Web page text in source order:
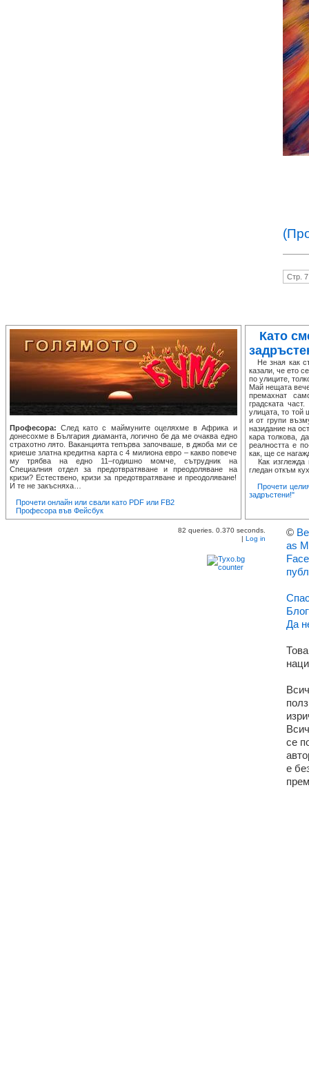
Стр.
Професора: След като с маймуните оцеляхме в Африка и
донесохме в България диаманта, логично бе да ме очаква едно
страхотно лято. Ваканцията тепърва започваше, в джоба ми се
криеше златна кредитна карта с 4 милиона евро – какво повече
му трябва на едно 11–годишно момче, сътрудник на
Специалния отдел за предотвратяване и преодоляване на
кризи? Естествено, кризи за предотвратяване и преодоляване!
И те не закъсняха…
Прочети онлайн или свали като PDF или FB2
Професора във Фейсбук
Като
Не зная как
казали, че ето
по улиците,
Май нещата
премахнат
градската
улицата, то той
и от групи
назидание на
кара толкова,
реалността е
как, ще се
Как изглежда
гледан откъм
Прочети
задръстени!"
82 queries. 0.370 seconds.
| Log in
©
as
Да
се
е